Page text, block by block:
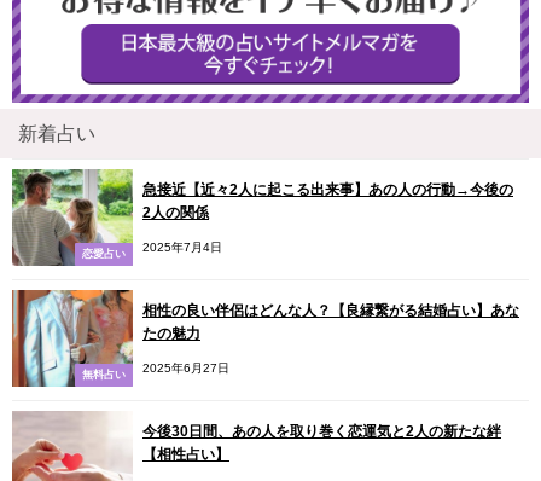
新着占い
恋愛占い
急接近【近々2人に起こる出来事】あの人の行動→今後の
2人の関係
2025年7月4日
無料占い
相性の良い伴侶はどんな人？【良縁繋がる結婚占い】あな
たの魅力
2025年6月27日
今後30日間、あの人を取り巻く恋運気と2人の新たな絆
【相性占い】